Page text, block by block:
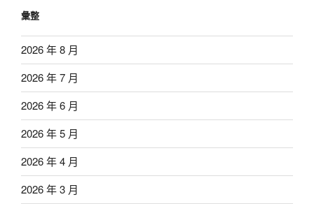
彙整
2026 年 8 月
2026 年 7 月
2026 年 6 月
2026 年 5 月
2026 年 4 月
2026 年 3 月